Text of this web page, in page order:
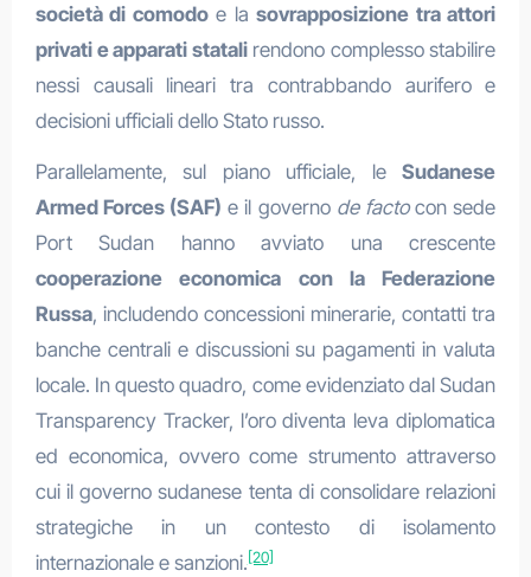
società di comodoe lasovrapposizione tra attori
privati e apparati statali rendono complesso stabilire
nessi causali lineari tra contrabbando aurifero e
decisioni ufficiali dello Stato russo.
Parallelamente, sul piano ufficiale, leSudanese
Armed Forces (SAF) e il governo de factocon sede
Port Sudan hanno avviato una crescente
cooperazione economica con la Federazione
Russa, includendo concessioni minerarie, contatti tra
banche centrali e discussioni su pagamenti in valuta
locale. In questo quadro, come evidenziato dal Sudan
Transparency Tracker, l’oro diventa leva diplomatica
ed economica, ovvero come strumento attraverso
cui il governo sudanese tenta di consolidare relazioni
strategiche in un contesto di isolamento
internazionale e sanzioni.[20]